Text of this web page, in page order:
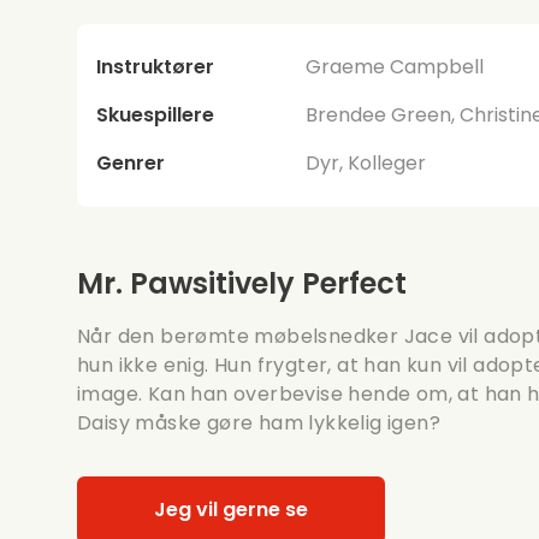
Instruktører
Graeme Campbell
Skuespillere
Brendee Green,
Genrer
Dyr, Kolleger
Mr. Pawsitively Perfect
Når den berømte møbelsnedker Jace vil
hun ikke enig. Hun frygter, at han kun vil
image. Kan han overbevise hende om, at han
Daisy måske gøre ham lykkelig igen?
Jeg vil gerne se